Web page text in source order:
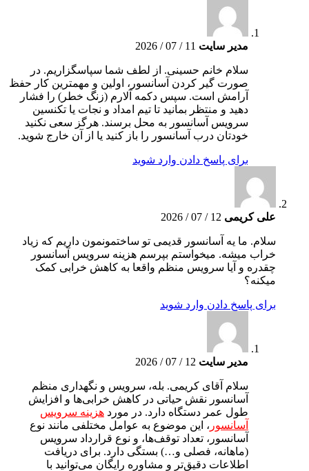
مدیر سایت 11 / 07 / 2026
سلام خانم حسینی. از لطف شما سپاسگزاریم. در
صورت گیر کردن آسانسور، اولین و مهمترین کار حفظ
آرامش است. سپس دکمه آلارم (زنگ خطر) را فشار
دهید و منتظر بمانید تا تیم امداد و نجات یا تکنسین
سرویس آسانسور به محل برسند. هرگز سعی نکنید
خودتان درب آسانسور را باز کنید یا از آن خارج شوید.
برای پاسخ دادن وارد شوید
علی کریمی 12 / 07 / 2026
سلام. ما یه آسانسور قدیمی تو ساختمونمون داریم که زیاد
خراب میشه. میخواستم بپرسم هزینه سرویس آسانسور
چقدره و آیا سرویس منظم واقعا به کاهش خرابی کمک
میکنه؟
برای پاسخ دادن وارد شوید
مدیر سایت 12 / 07 / 2026
سلام آقای کریمی. بله، سرویس و نگهداری منظم
آسانسور نقش حیاتی در کاهش خرابی‌ها و افزایش
طول عمر دستگاه دارد. در مورد هزینه سرویس
آسانسور ، این موضوع به عوامل مختلفی مانند نوع
آسانسور، تعداد توقف‌ها، و نوع قرارداد سرویس
(ماهانه، فصلی و…) بستگی دارد. برای دریافت
اطلاعات دقیق‌تر و مشاوره رایگان می‌توانید با